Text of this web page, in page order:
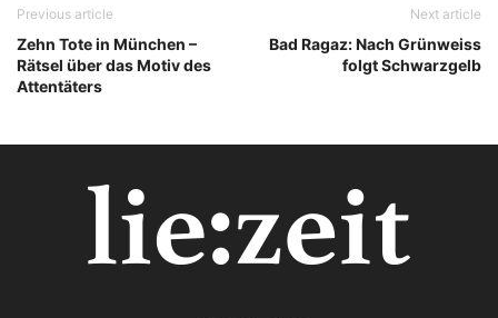
Previous article
Zehn Tote in München –
Rätsel über das Motiv des
Attentäters
Next article
Bad Ragaz: Nach Grünweiss
folgt Schwarzgelb